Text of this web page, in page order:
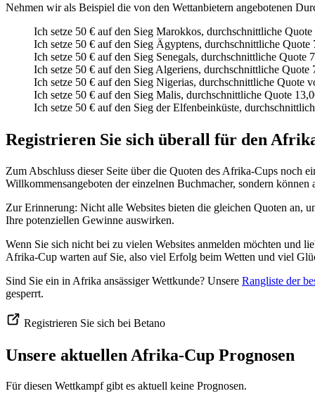
Nehmen wir als Beispiel die von den Wettanbietern angebotenen
Ich setze 50 € auf den Sieg Marokkos, durchschnittliche
Ich setze 50 € auf den Sieg Ägyptens, durchschnittliche
Ich setze 50 € auf den Sieg Senegals, durchschnittliche
Ich setze 50 € auf den Sieg Algeriens, durchschnittliche
Ich setze 50 € auf den Sieg Nigerias, durchschnittliche Quote
Ich setze 50 € auf den Sieg Malis, durchschnittliche Quote
Ich setze 50 € auf den Sieg der Elfenbeinküste,
Registrieren Sie sich überall für den
Zum Abschluss dieser Seite über die Quoten des Afrika-Cups noch
Willkommensangeboten der einzelnen Buchmacher, sondern
Zur Erinnerung: Nicht alle Websites bieten die gleichen Quoten an,
Ihre potenziellen Gewinne auswirken.
Wenn Sie sich nicht bei zu vielen Websites anmelden möchten und
Afrika-Cup warten auf Sie, also viel Erfolg beim Wetten und viel
Sind Sie ein in Afrika ansässiger Wettkunde? Unsere Rangliste der
gesperrt.
Registrieren Sie sich bei Betano
Unsere aktuellen Afrika-Cup Prognosen
Für diesen Wettkampf gibt es aktuell keine Prognosen.